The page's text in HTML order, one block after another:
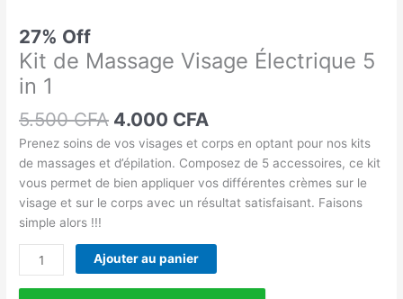
27% Off
Kit de Massage Visage Électrique 5
in 1
5.500CFA 4.000 CFA
Prenez soins de vos visages et corps en optant pour nos kits
de massages et d’épilation. Composez de 5 accessoires, ce kit
vous permet de bien appliquer vos différentes crèmes sur le
visage et sur le corps avec un résultat satisfaisant. Faisons
simple alors !!!
Ajouter au panier